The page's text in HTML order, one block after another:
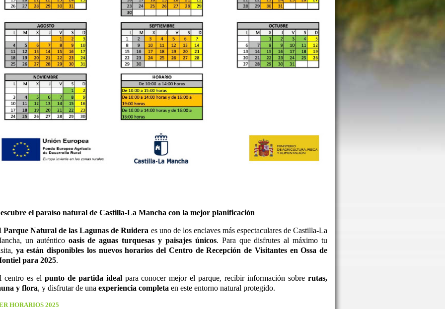
el paraíso natural de Castilla-La Mancha con la mejor planificación
Parque Natural de las Lagunas de Ruidera es uno de los enclaves más espectaculares de Castilla-La
un auténtico oasis de aguas turquesas y paisajes únicos. Para que disfrutes al máximo tu
ya están disponibles los nuevos horarios del Centro de Recepción de Visitantes en Ossa de
para 2025.
centro es el punto de partida idealpara conocer mejor el parque, recibir información sobre rutas,
y flora, y disfrutar de una experiencia completa en este entorno natural protegido.
HORARIOS 2025